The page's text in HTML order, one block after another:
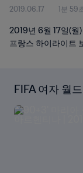
2019.06.17 1분 59
2019년 6월 17일(월
프랑스 하이라이트
FIFA 여자 월
든 골을 시청하